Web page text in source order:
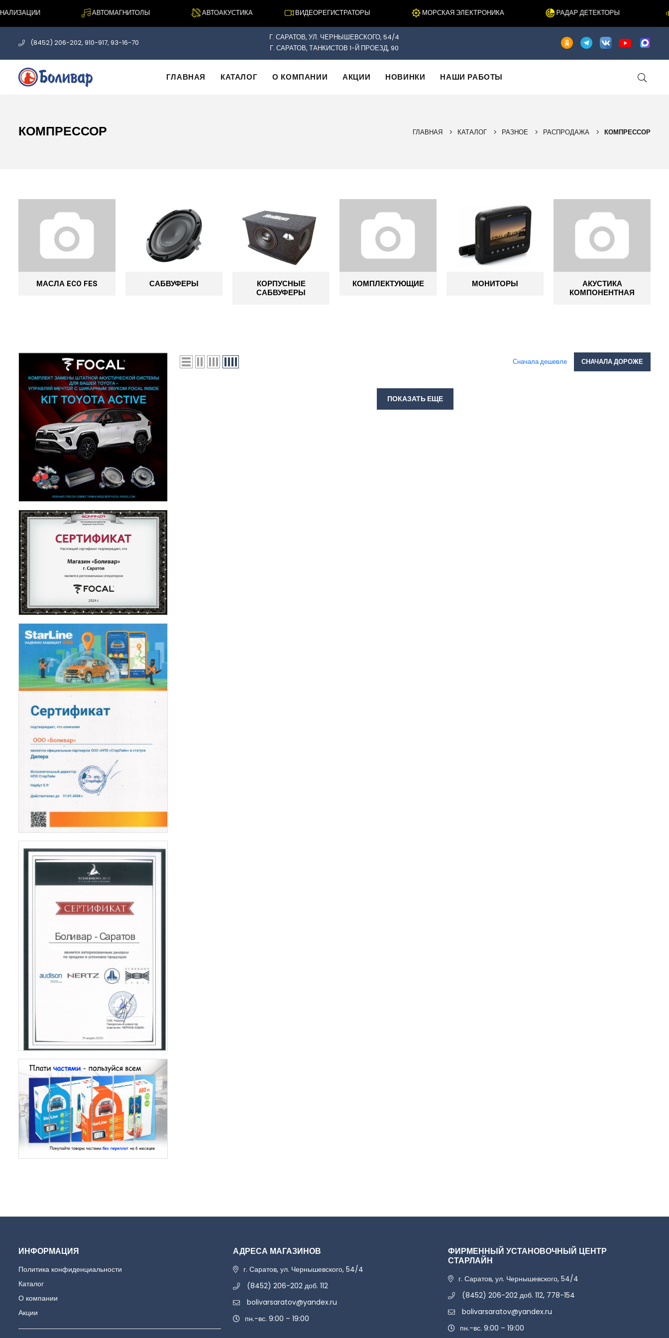
АВТОМАГНИТОЛЫ АВТОАКУСТИКА ВИДЕОРЕГИСТРАТОРЫ МОРСКАЯ ЭЛЕКТРОНИКА РАДАР ДЕТЕКТОРЫ
(8452) 206-202, 910-917, 93-16-70
Г. САРАТОВ, УЛ. ЧЕРНЫШЕВСКОГО, 54/4
Г. САРАТОВ, ТАНКИСТОВ 1-Й ПРОЕЗД, 90
ГЛАВНАЯ КАТАЛОГ О КОМПАНИИ АКЦИИ НОВИНКИ НАШИ РАБОТЫ
КОМПРЕССОР ГЛАВНАЯ КАТАЛОГ РАЗНОЕ РАСПРОДАЖА КОМПРЕССОР
МАСЛА ECO FES САБВУФЕРЫ
КОРПУСНЫЕ
САБВУФЕРЫ
КОМПЛЕКТУЮЩИЕ МОНИТОРЫ
АКУСТИКА
КОМПОНЕНТНАЯ
Сначала дешевле СНАЧАЛА ДОРОЖЕ
ПОКАЗАТЬ ЕЩЕ
ИНФОРМАЦИЯ
Политика конфиденциальности
Каталог
О компании
Акции
АДРЕСА МАГАЗИНОВ
г. Саратов, ул. Чернышевского, 54/4
(8452) 206-202 доб. 112
bolivarsaratov@yandex.ru
пн.-вс. 9:00 – 19:00
ФИРМЕННЫЙ УСТАНОВОЧНЫЙ ЦЕНТР
СТАРЛАЙН
г. Саратов, ул. Чернышевского, 54/4
(8452) 206-202 доб. 112, 778-154
bolivarsaratov@yandex.ru
пн.-вс. 9:00 – 19:00